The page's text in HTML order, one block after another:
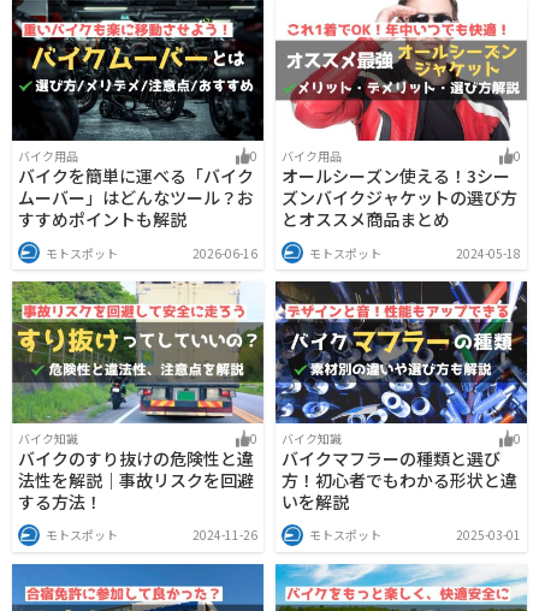
バイク用品 0
バイクを簡単に運べる「バイク
ムーバー」はどんなツール？お
すすめポイントも解説
モトスポット 2026-06-16
バイク用品 0
オールシーズン使える！3シー
ズンバイクジャケットの選び方
とオススメ商品まとめ
モトスポット 2024-05-18
バイク知識 0
バイクのすり抜けの危険性と違
法性を解説｜事故リスクを回避
する方法！
モトスポット 2024-11-26
バイク知識 0
バイクマフラーの種類と選び
方！初心者でもわかる形状と違
いを解説
モトスポット 2025-03-01